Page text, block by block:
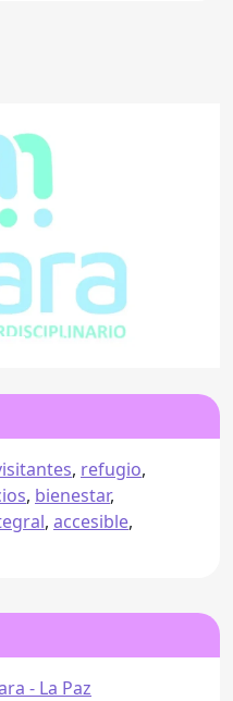
, refugio,
, bienestar,
, accesible,
- La Paz